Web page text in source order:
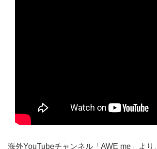
海外YouTubeチャンネル「AWE me」より